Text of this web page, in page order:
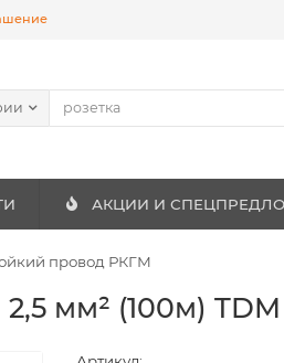
АКЦИИ И
провод РКГМ
мм² (100м) TDM